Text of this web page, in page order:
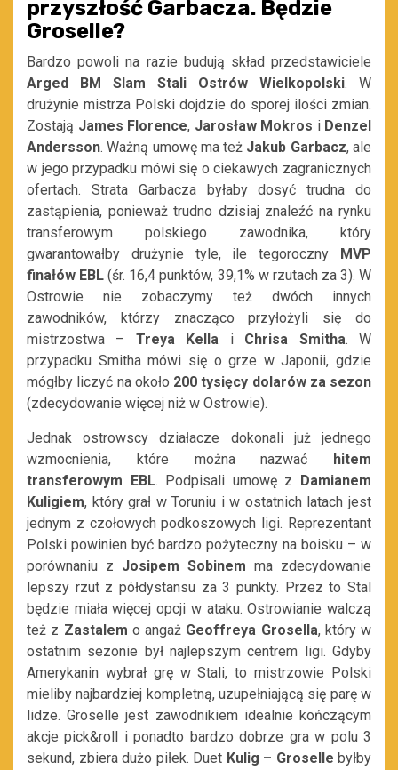
przyszłość Garbacza. Będzie
Groselle?
Bardzo powoli na razie budują skład przedstawiciele
Arged BM Slam Stali Ostrów Wielkopolski. W
drużynie mistrza Polski dojdzie do sporej ilości zmian.
Zostają James Florence, Jarosław Mokros i Denzel
Andersson. Ważną umowę ma też Jakub Garbacz, ale
w jego przypadku mówi się o ciekawych zagranicznych
ofertach. Strata Garbacza byłaby dosyć trudna do
zastąpienia, ponieważ trudno dzisiaj znaleźć na rynku
transferowym polskiego zawodnika, który
gwarantowałby drużynie tyle, ile tegoroczny
MVP
finałów EBL (śr. 16,4 punktów, 39,1% w rzutach za 3). W
Ostrowie nie zobaczymy też dwóch innych
zawodników, którzy znacząco przyłożyli się do
mistrzostwa – Treya Kella i Chrisa Smitha. W
przypadku Smitha mówi się o grze w Japonii, gdzie
mógłby liczyć na około 200 tysięcy dolarów za sezon
(zdecydowanie więcej niż w Ostrowie).
Jednak ostrowscy działacze dokonali już jednego
wzmocnienia, które można nazwać
hitem
transferowym EBL. Podpisali umowę z
Damianem
Kuligiem, który grał w Toruniu i w ostatnich latach jest
jednym z czołowych podkoszowych ligi. Reprezentant
Polski powinien być bardzo pożyteczny na boisku – w
porównaniu z Josipem Sobinem ma zdecydowanie
lepszy rzut z półdystansu za 3 punkty. Przez to Stal
będzie miała więcej opcji w ataku. Ostrowianie walczą
też z Zastalem o angaż Geoffreya Grosella, który w
ostatnim sezonie był najlepszym centrem ligi. Gdyby
Amerykanin wybrał grę w Stali, to mistrzowie Polski
mieliby najbardziej kompletną, uzupełniającą się parę w
lidze. Groselle jest zawodnikiem idealnie kończącym
akcje pick&roll i ponadto bardzo dobrze gra w polu 3
sekund, zbiera dużo piłek. Duet Kulig – Groselle byłby